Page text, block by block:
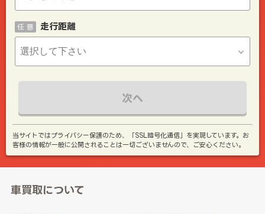
走行距離
任 意
次へ
当サイトではプライバシー保護のため、「SSL暗号化通信」を実現しています。お
客様の情報が一般に公開されることは一切ございませんので、ご安心ください。
車買取について